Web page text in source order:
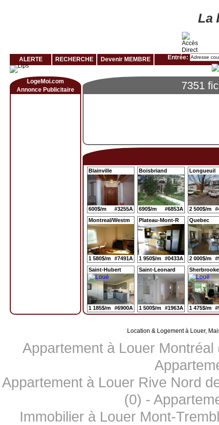
La
ALERTE RECHERCHE Devenir MEMBRE Entrée:
LogeMoi.com
Annonce Publicitaire
7351
Blainville
600$/m #3255A
Boisbriand
690$/m #6853A
Longueuil
2 500$/m
Montreal/Westm
1 580$/m #7491A
Plateau-Mont-R
1 950$/m #0433A
Quebec
2 000$/m
Saint-Hubert
1 185$/m #6900A
Saint-Leonard
1 500$/m #1963A
Sherbrooke
1 475$/m
Location & Logement à Louer,
Appartement à Louer Montréal
Appartement à Louer Rive Nord
(0) -
Immobilier à Louer Mont-